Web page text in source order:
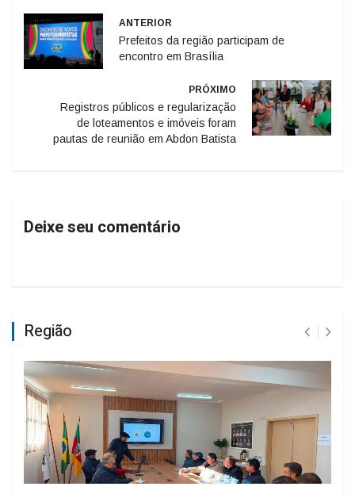
ANTERIOR
Prefeitos da região participam de
encontro em Brasília
PRÓXIMO
Registros públicos e regularização
de loteamentos e imóveis foram
pautas de reunião em Abdon Batista
Deixe seu comentário
Região